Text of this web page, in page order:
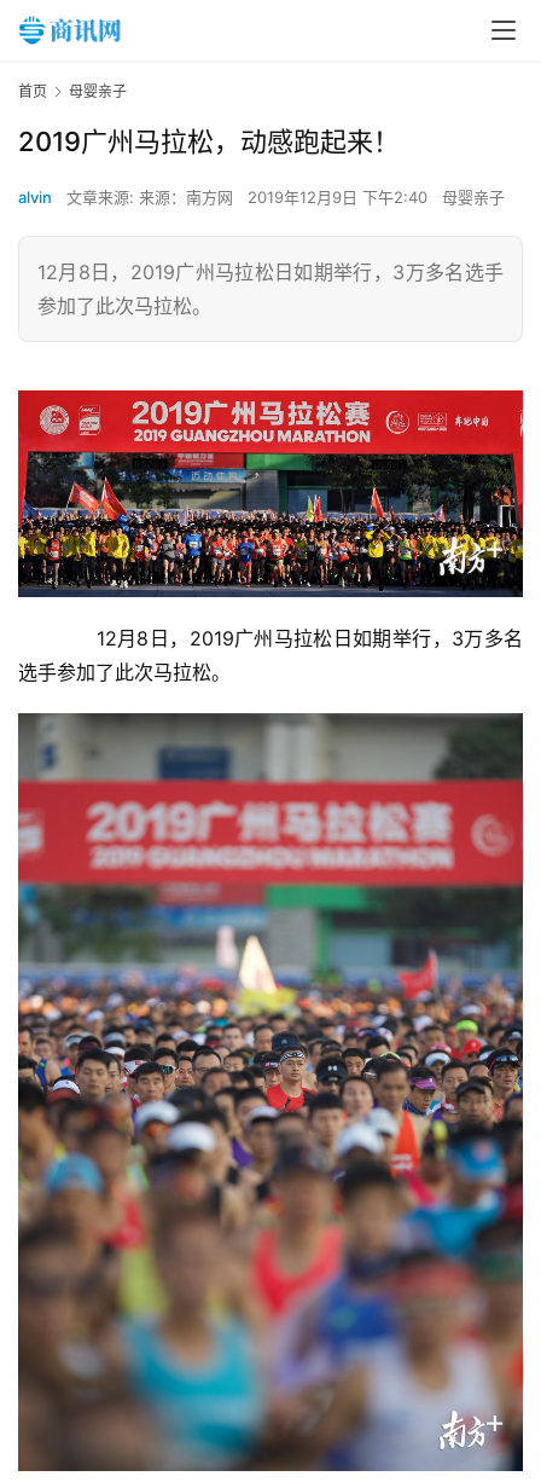
首页 母婴亲子
2019广州马拉松，动感跑起来！
alvin 文章来源: 来源：南方网 2019年12月9日 下午2:40 母婴亲子
12月8日，2019广州马拉松日如期举行，3万多名选手
参加了此次马拉松。
12月8日，2019广州马拉松日如期举行，3万多名
选手参加了此次马拉松。